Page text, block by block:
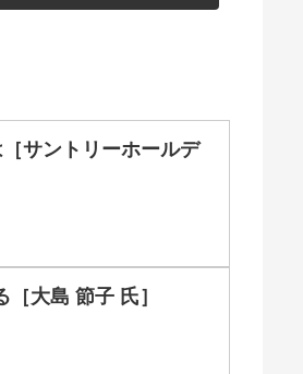
サントリーホールデ
大島 節子 氏］